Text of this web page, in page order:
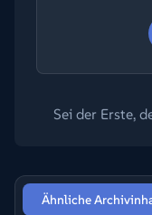
Sei der Erste,
Ähnliche